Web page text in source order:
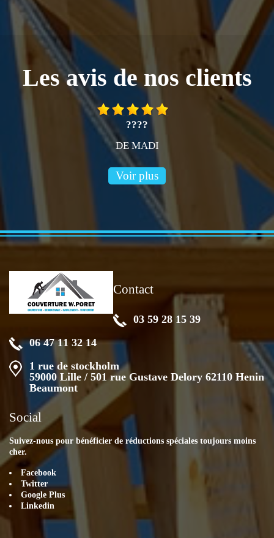
Les avis de nos clients
????
DE MADI
Voir plus
Contact
03 59 28 15 39
06 47 11 32 14
1 rue de stockholm
59000 Lille / 501 rue Gustave Delory 62110 Henin
Beaumont
Social
Suivez-nous pour bénéficier de réductions spéciales toujours moins
cher.
Facebook
Twitter
Google Plus
Linkedin